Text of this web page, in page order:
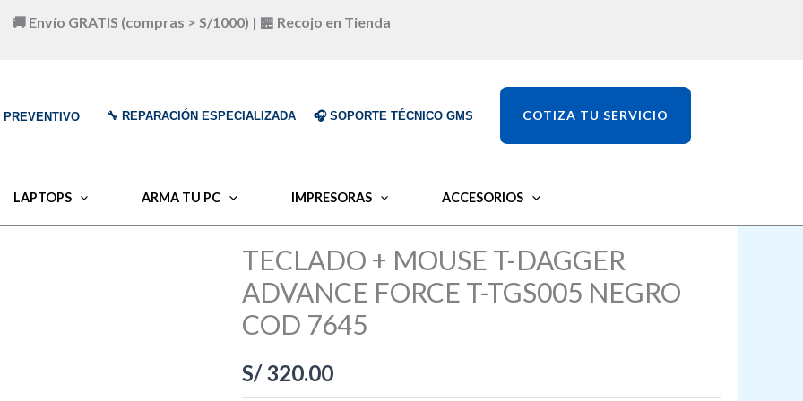
🚚 Envío GRATIS (compras > S/1000) | 🏪 Recojo en Tienda
🔧 REPARACIÓN ESPECIALIZADA 🎧 SOPORTE TÉCNICO GMS COTIZA TU SERVICIO
LAPTOPS ARMA TU PC IMPRESORAS ACCESORIOS
TECLADO + MOUSE T-DAGGER
ADVANCE FORCE T-TGS005 NEGRO
COD 7645
S/320.00